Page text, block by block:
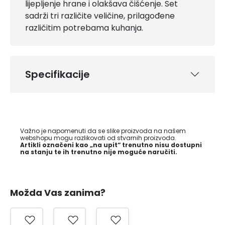
lijepljenje hrane i olakšava čišćenje. Set
sadrži tri različite veličine, prilagođene
različitim potrebama kuhanja.
Specifikacije
Važno je napomenuti da se slike proizvoda na našem
webshopu mogu razlikovati od stvarnih proizvoda.
Artikli označeni kao „na upit“ trenutno nisu dostupni
na stanju te ih trenutno nije moguće naručiti.
Možda Vas zanima?